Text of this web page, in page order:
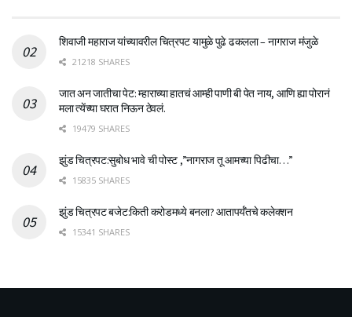
शिवाजी महाराज यांच्यावरील चित्रपट यामुळे पुढे ढकलला – नागराज मंजुळे
21218 SHARES
जात अन जातीचा पेट: म्हाराच्या हातचं आम्ही पाणी बी पेत नाय, आणि ह्या पोरानं
मला त्येंच्या घरात निऊन ठेवलं.
19479 SHARES
झुंड चित्रपट:सुबोध भावे ची पोस्ट ,”नागराज तू आमच्या पिढीचा…”
15835 SHARES
झुंड चित्रपट बजेट:किती करोडमध्ये बनला? आतापर्यँतचे कलेक्शन
15341 SHARES